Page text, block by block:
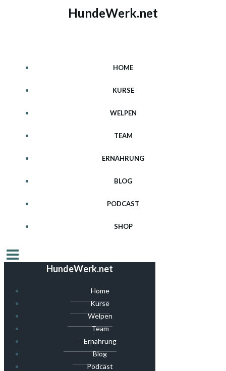
HundeWerk.net
HOME
KURSE
WELPEN
TEAM
ERNÄHRUNG
BLOG
PODCAST
SHOP
HundeWerk.net
Home
Kurse
Welpen
Team
Ernährung
Blog
Podcast